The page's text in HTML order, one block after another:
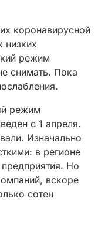
коронавирусной
низких
режим
снимать. Пока
режим
с 1 апреля.
Изначально
в регионе
Но
вскоре
сотен